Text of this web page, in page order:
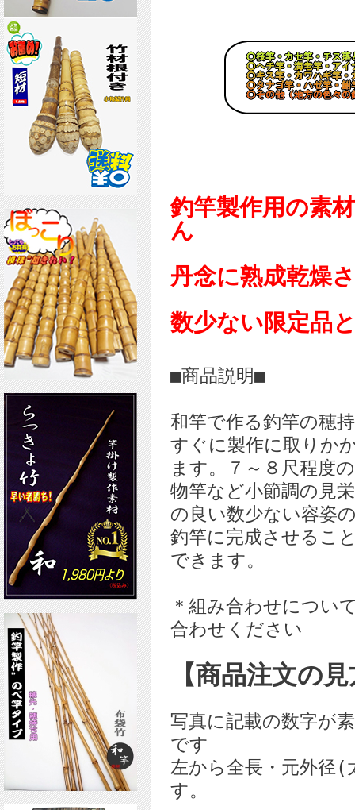
釣竿製作用の素
ん
丹念に熟成乾燥
数少ない限定品
■商品説明■
和竿で作る釣竿の穂
すぐに製作に取りか
ます。７～８尺程度
物竿など小節調の見
の良い数少ない容姿
釣竿に完成させるこ
できます。
＊組み合わせについ
合わせください
【商品注文の
写真に記載の数字が
です
左から全長・元外径(
す。